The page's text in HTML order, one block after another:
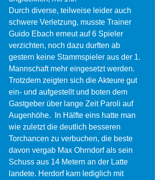
Durch diverse, teilweise leider auch
schwere Verletzung, musste Trainer
Guido Ebach erneut auf 6 Spieler
verzichten, noch dazu durften ab
gestern keine Stammspieler aus der 1.
Mannschaft mehr eingesetzt werden.
Trotzdem zeigten sich die Akteure gut
ein- und aufgestellt und boten dem
Gastgeber über lange Zeit Paroli auf
Augenhöhe.  In Hälfte eins hatte man
wie zuletzt die deutlich besseren
Torchancen zu verbuchen, die beste
davon vergab Max Ohrndorf als sein
Schuss aus 14 Metern an der Latte
landete. Herdorf kam lediglich mit